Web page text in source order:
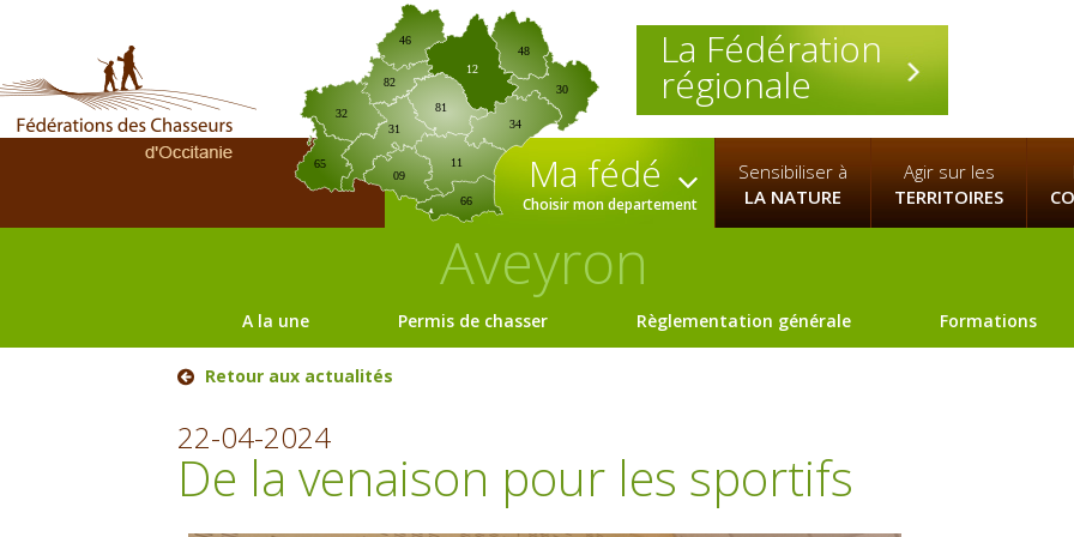
La Fédération
régionale
09
12
30
31
32
34
46
65
66
81
82
11
48
Ma fédé
Choisir mon departement
Sensibiliser à
LA NATURE
Agir sur les
TERRITOIRES
Aveyron
A la une Permis de chasser Règlementation générale Formations
Retour aux actualités
22-04-2024
De la venaison pour les sportifs